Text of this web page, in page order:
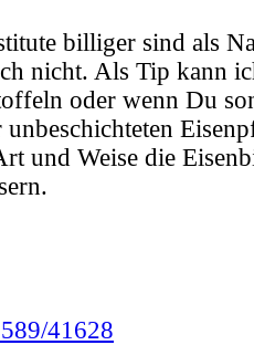
billiger sind als
nicht. Als Tip kann
oder wenn Du
und Weise die
41628